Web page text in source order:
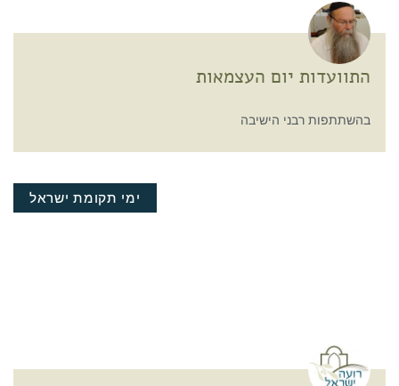
התוועדות יום העצמאות
בהשתתפות רבני הישיבה
ימי תקומת ישראל